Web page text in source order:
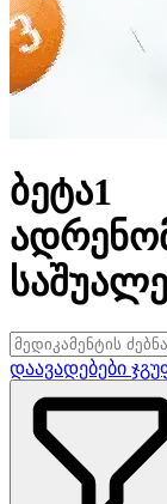
ბეტა1
დაავადებები